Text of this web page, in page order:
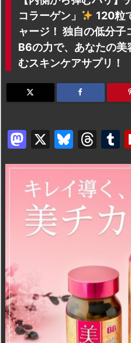
コラーゲン」
120粒
ャージ！ 独自の低分子
B6の力で、あなたの美
むスキンケアサプリ！
M
a
st
o
d
o
X
Bl
u
e
s
k
y
T
hr
e
a
d
s
u
bl
r